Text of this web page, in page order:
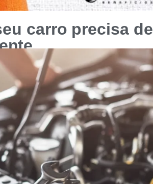
carro precisa de